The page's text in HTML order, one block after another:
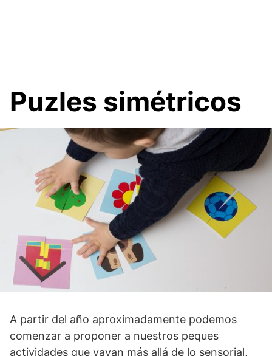
Puzles simétricos
A partir del año aproximadamente podemos
comenzar a proponer a nuestros peques
actividades que vayan más allá de lo sensorial,